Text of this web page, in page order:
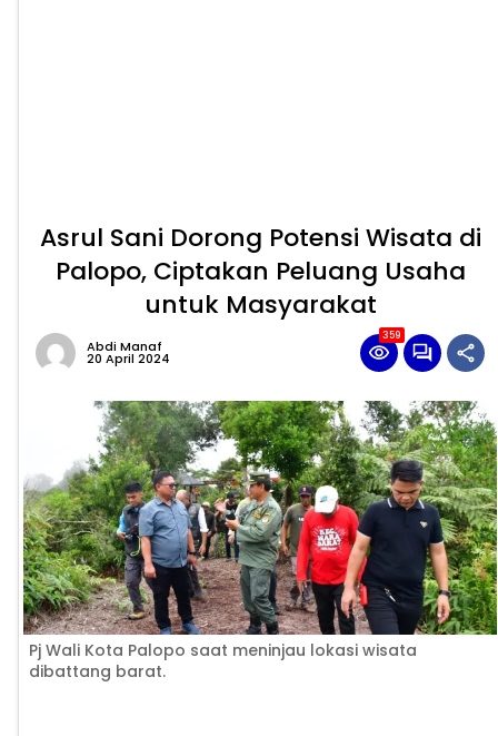
Asrul Sani Dorong Potensi Wisata di
Palopo, Ciptakan Peluang Usaha
untuk Masyarakat
Abdi Manaf
20 April 2024
359
Pj Wali Kota Palopo saat meninjau lokasi wisata
dibattang barat.